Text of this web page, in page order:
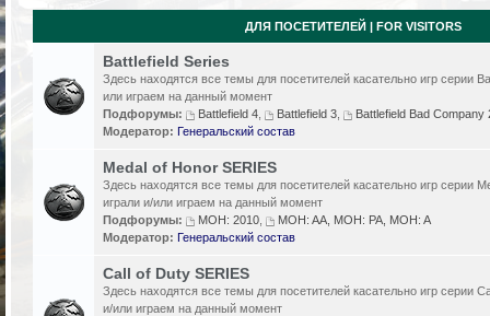
ДЛЯ ПОСЕТИТЕЛЕЙ | FOR VISITORS
Battlefield Series
Здесь находятся все темы для посетителей касательно игр серии
или играем на данный момент
Подфорумы:
Battlefield 4 Battlefield 3
Battlefield Bad Company
Модератор: Генеральский состав
Medal of Honor SERIES
Здесь находятся все темы для посетителей касательно игр серии
играли и/или играем на данный момент
Подфорумы:
MOH: 2010
MOH: AA, MOH: PA, MOH: A
Модератор: Генеральский состав
Call of Duty SERIES
Здесь находятся все темы для посетителей касательно игр серии
и/или играем на данный момент